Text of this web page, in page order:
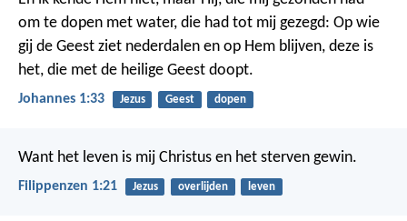
om te dopen met water, die had tot mij gezegd: Op wie
gij de Geest ziet nederdalen en op Hem blijven, deze is
het, die met de heilige Geest doopt.
Johannes 1:33 Jezus Geest dopen
Want het leven is mij Christus en het sterven gewin.
Filippenzen 1:21 Jezus overlijden leven